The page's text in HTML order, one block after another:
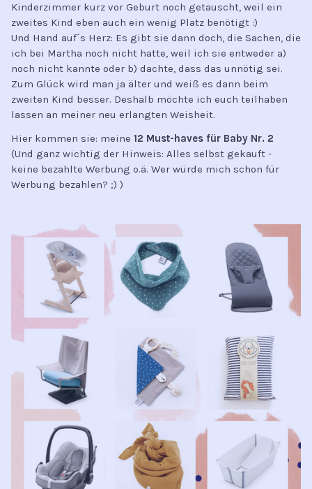
Kinderzimmer kurz vor Geburt noch getauscht, weil ein
zweites Kind eben auch ein wenig Platz benötigt :)
Und Hand auf´s Herz: Es gibt sie dann doch, die Sachen, die
ich bei Martha noch nicht hatte, weil ich sie entweder a)
noch nicht kannte oder b) dachte, dass das unnötig sei.
Zum Glück wird man ja älter und weiß es dann beim
zweiten Kind besser. Deshalb möchte ich euch teilhaben
lassen an meiner neu erlangten Weisheit.
Hier kommen sie: meine 12 Must-haves für Baby Nr. 2
(Und ganz wichtig der Hinweis: Alles selbst gekauft -
keine bezahlte Werbung o.ä. Wer würde mich schon für
Werbung bezahlen? ;) )